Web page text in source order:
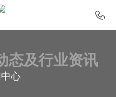
态及行业资讯
心